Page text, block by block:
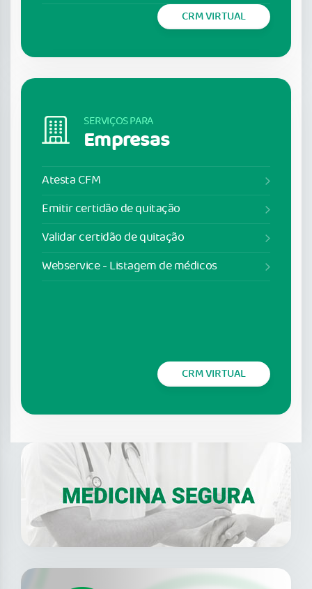
CRM VIRTUAL
SERVIÇOS PARA
Empresas
Atesta CFM
Emitir certidão de quitação
Validar certidão de quitação
Webservice - Listagem de médicos
CRM VIRTUAL